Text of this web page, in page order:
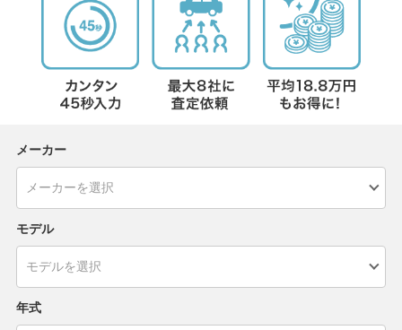
メーカー
モデル
年式